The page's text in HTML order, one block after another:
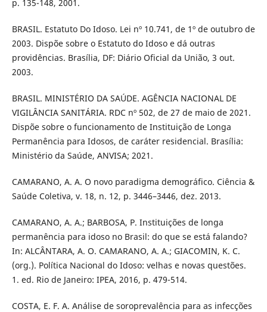
p. 135-148, 2001.
BRASIL. Estatuto Do Idoso. Lei nº 10.741, de 1º de outubro de
2003. Dispõe sobre o Estatuto do Idoso e dá outras
providências. Brasília, DF: Diário Oficial da União, 3 out.
2003.
BRASIL. MINISTÉRIO DA SAÚDE. AGÊNCIA NACIONAL DE
VIGILÂNCIA SANITÁRIA. RDC nº 502, de 27 de maio de 2021.
Dispõe sobre o funcionamento de Instituição de Longa
Permanência para Idosos, de caráter residencial. Brasília:
Ministério da Saúde, ANVISA; 2021.
CAMARANO, A. A. O novo paradigma demográfico. Ciência &
Saúde Coletiva, v. 18, n. 12, p. 3446–3446, dez. 2013.
CAMARANO, A. A.; BARBOSA, P. Instituições de longa
permanência para idoso no Brasil: do que se está falando?
In: ALCÂNTARA, A. O. CAMARANO, A. A.; GIACOMIN, K. C.
(org.). Política Nacional do Idoso: velhas e novas questões.
1. ed. Rio de Janeiro: IPEA, 2016, p. 479-514.
COSTA, E. F. A. Análise de soroprevalência para as infecções